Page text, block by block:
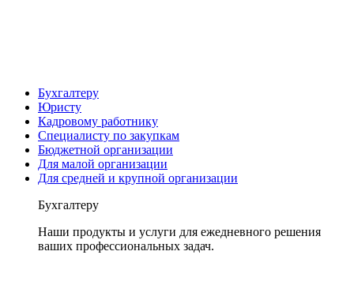
Бухгалтеру
Юристу
Кадровому работнику
Специалисту по закупкам
Бюджетной организации
Для малой организации
Для средней и крупной организации
Бухгалтеру
Наши продукты и услуги для ежедневного решения
ваших профессиональных задач.